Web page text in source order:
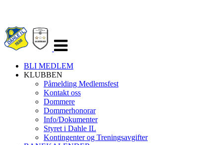
navigasjon
BLI MEDLEM
KLUBBEN
Påmelding Medlemsfest
Kontakt oss
Dommere
Dommerhonorar
Info/Dokumenter
Styret i Dahle IL
Kontingenter og Treningsavgifter